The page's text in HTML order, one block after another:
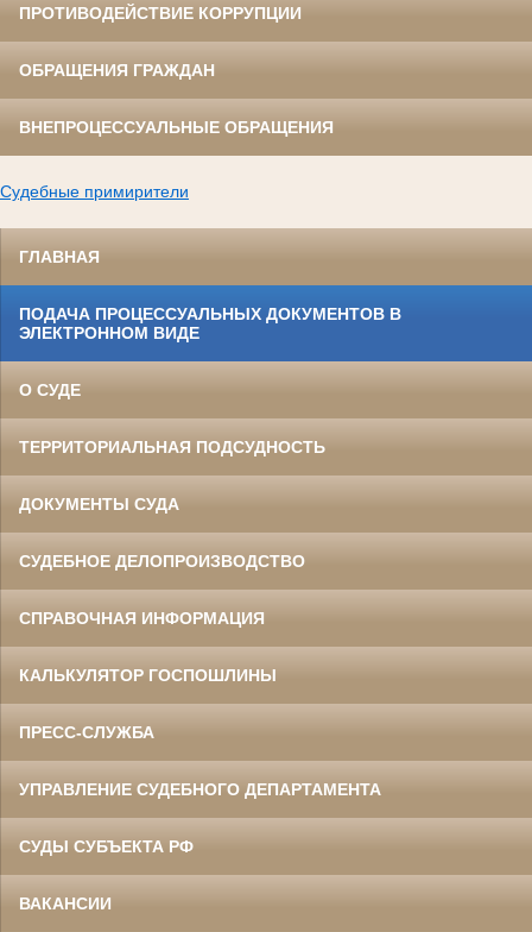
ПРОТИВОДЕЙСТВИЕ КОРРУПЦИИ
ОБРАЩЕНИЯ ГРАЖДАН
ВНЕПРОЦЕССУАЛЬНЫЕ ОБРАЩЕНИЯ
Судебные примирители
ГЛАВНАЯ
ПОДАЧА ПРОЦЕССУАЛЬНЫХ ДОКУМЕНТОВ В
ЭЛЕКТРОННОМ ВИДЕ
О СУДЕ
ТЕРРИТОРИАЛЬНАЯ ПОДСУДНОСТЬ
ДОКУМЕНТЫ СУДА
СУДЕБНОЕ ДЕЛОПРОИЗВОДСТВО
СПРАВОЧНАЯ ИНФОРМАЦИЯ
КАЛЬКУЛЯТОР ГОСПОШЛИНЫ
ПРЕСС-СЛУЖБА
УПРАВЛЕНИЕ СУДЕБНОГО ДЕПАРТАМЕНТА
СУДЫ СУБЪЕКТА РФ
ВАКАНСИИ